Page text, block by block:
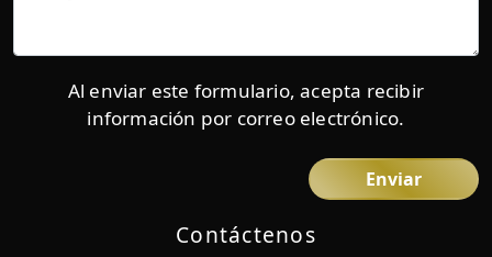
Contáctenos
Al enviar este formulario, acepta recibir
información por correo electrónico.